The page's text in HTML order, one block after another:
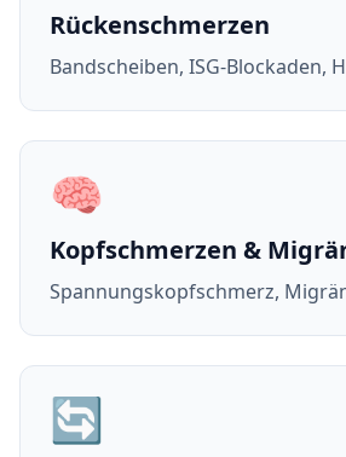
Rückenschmerzen
Bandscheiben, ISG-Blockaden,
🧠
Kopfschmerzen &
Spannungskopfschmerz,
🔄